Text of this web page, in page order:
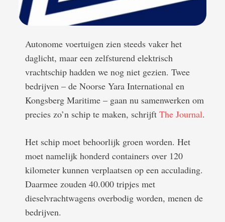
Autonome voertuigen zien steeds vaker het
daglicht, maar een zelfsturend elektrisch
vrachtschip hadden we nog niet gezien. Twee
bedrijven – de Noorse Yara International en
Kongsberg Maritime – gaan nu samenwerken om
precies zo’n schip te maken, schrijft The Journal.
Het schip moet behoorlijk groen worden. Het
moet namelijk honderd containers over 120
kilometer kunnen verplaatsen op een acculading.
Daarmee zouden 40.000 tripjes met
dieselvrachtwagens overbodig worden, menen de
bedrijven.